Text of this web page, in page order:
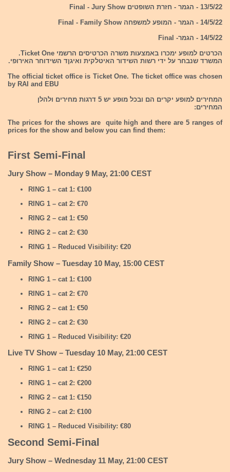
13/5/22 - הגמר - חזרת השופטים Final - Jury Show
14/5/22 - הגמר - המופע למשפחה Final - Family Show
14/5/22 - הגמר- Final
הכרטים למופע ימכרו באמצעות משרה הכרטיסים הרשמי Ticket One.
המשרד שנבחר על ידי רשות השידור האיטלקית ואיגןד השידוחר האירופי.
The official ticket office is Ticket One. The ticket office was chosen
by RAI and EBU
המחירים למופע יקרים הם ובכל מופע יש 5 דרגות מחירים ולהלן
המחירים:
The prices for the shows are quite high and there are 5 ranges of
prices for the show and below you can find them:
First Semi-Final
Jury Show – Monday 9 May, 21:00 CEST
RING 1 – cat 1: €100
RING 1 – cat 2: €70
RING 2 – cat 1: €50
RING 2 – cat 2: €30
RING 1 – Reduced Visibility: €20
Family Show – Tuesday 10 May, 15:00 CEST
RING 1 – cat 1: €100
RING 1 – cat 2: €70
RING 2 – cat 1: €50
RING 2 – cat 2: €30
RING 1 – Reduced Visibility: €20
Live TV Show – Tuesday 10 May, 21:00 CEST
RING 1 – cat 1: €250
RING 1 – cat 2: €200
RING 2 – cat 1: €150
RING 2 – cat 2: €100
RING 1 – Reduced Visibility: €80
Second Semi-Final
Jury Show – Wednesday 11 May, 21:00 CEST